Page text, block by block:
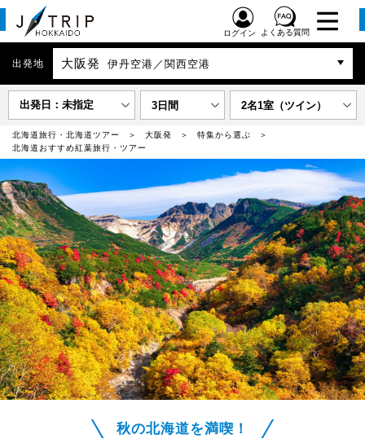
ログイン よくある質問
出発地 大阪発 伊丹空港／関西空港
出発日：未指定 3日間 2名1室（ツイン）
北海道旅行・北海道ツアー 大阪発
特集から選ぶ
北海道おすすめ紅葉旅行・ツアー
秋の北海道を満喫！